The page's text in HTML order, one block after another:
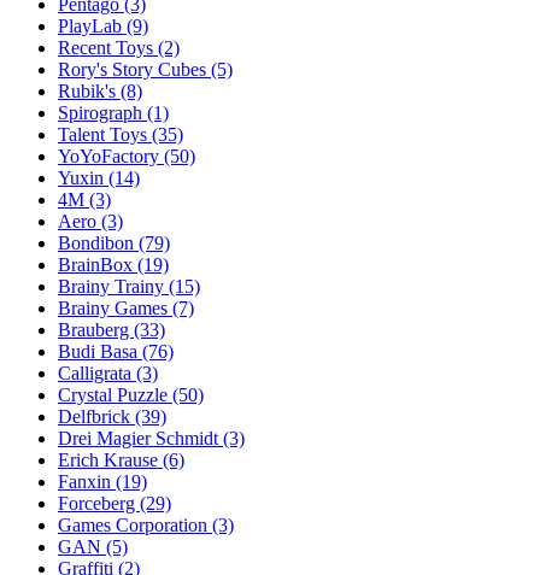
Pentago (3)
PlayLab (9)
Recent Toys (2)
Rory's Story Cubes (5)
Rubik's (8)
Spirograph (1)
Talent Toys (35)
YoYoFactory (50)
Yuxin (14)
4M (3)
Aero (3)
Bondibon (79)
BrainBox (19)
Brainy Trainy (15)
Brainy Games (7)
Brauberg (33)
Budi Basa (76)
Calligrata (3)
Crystal Puzzle (50)
Delfbrick (39)
Drei Magier Schmidt (3)
Erich Krause (6)
Fanxin (19)
Forceberg (29)
Games Corporation (3)
GAN (5)
Graffiti (2)